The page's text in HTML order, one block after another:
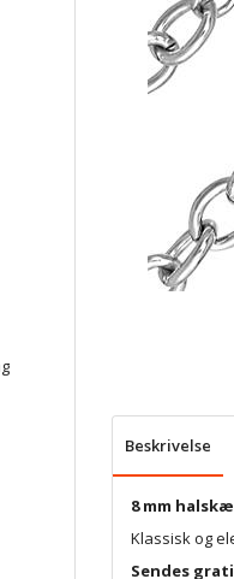
Beskrivelse
8 mm
Klassisk og
Sendes